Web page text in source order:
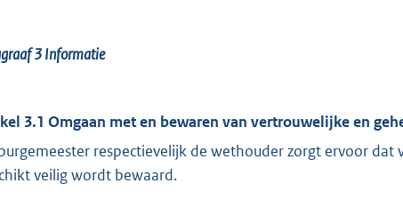
3Informatie
3.1 Omgaan met en bewaren van vertrouwelijke en
respectievelijk de wethouder zorgt ervoor
veilig wordt bewaard.